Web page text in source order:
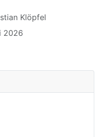
Klöpfel
2026